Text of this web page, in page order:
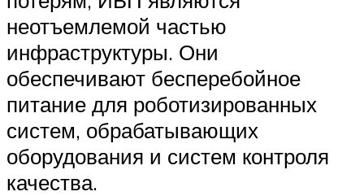
неотъемлемой частью
инфраструктуры. Они
обеспечивают бесперебойное
питание для роботизированных
систем, обрабатывающих
оборудования и систем контроля
качества.